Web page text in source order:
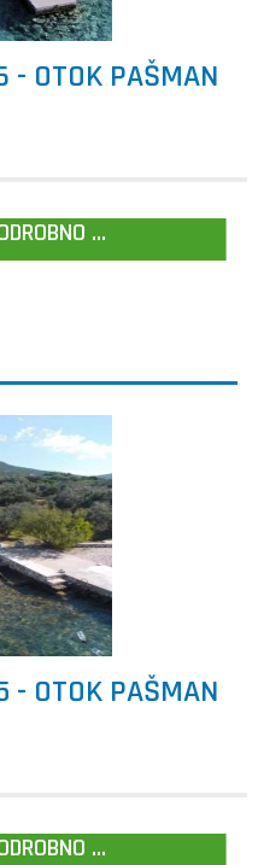
- OTOK PAŠMAN
...
- OTOK PAŠMAN
...